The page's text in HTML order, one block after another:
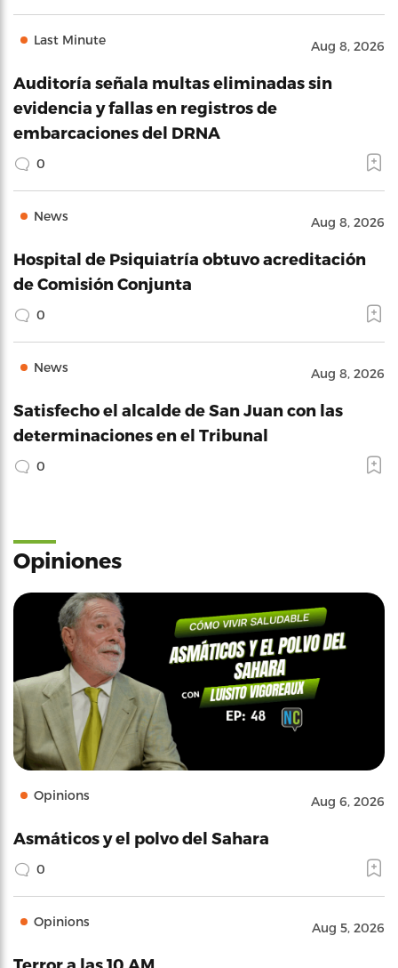
Last Minute Aug 8, 2026
Auditoría señala multas eliminadas sin
evidencia y fallas en registros de
embarcaciones del DRNA
0
News Aug 8, 2026
Hospital de Psiquiatría obtuvo acreditación
de Comisión Conjunta
0
News Aug 8, 2026
Satisfecho el alcalde de San Juan con las
determinaciones en el Tribunal
0
Opiniones
Opinions Aug 6, 2026
Asmáticos y el polvo del Sahara
0
Opinions Aug 5, 2026
Terror a las 10 AM